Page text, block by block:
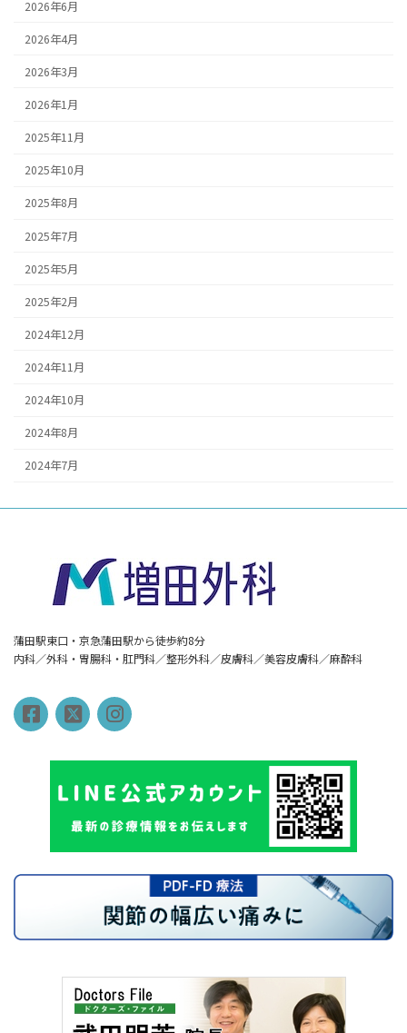
2026年6月
2026年4月
2026年3月
2026年1月
2025年11月
2025年10月
2025年8月
2025年7月
2025年5月
2025年2月
2024年12月
2024年11月
2024年10月
2024年8月
2024年7月
蒲田駅東口・京急蒲田駅から徒歩約8分
内科／外科・胃腸科・肛門科／整形外科／皮膚科／美容皮膚科／麻酔科